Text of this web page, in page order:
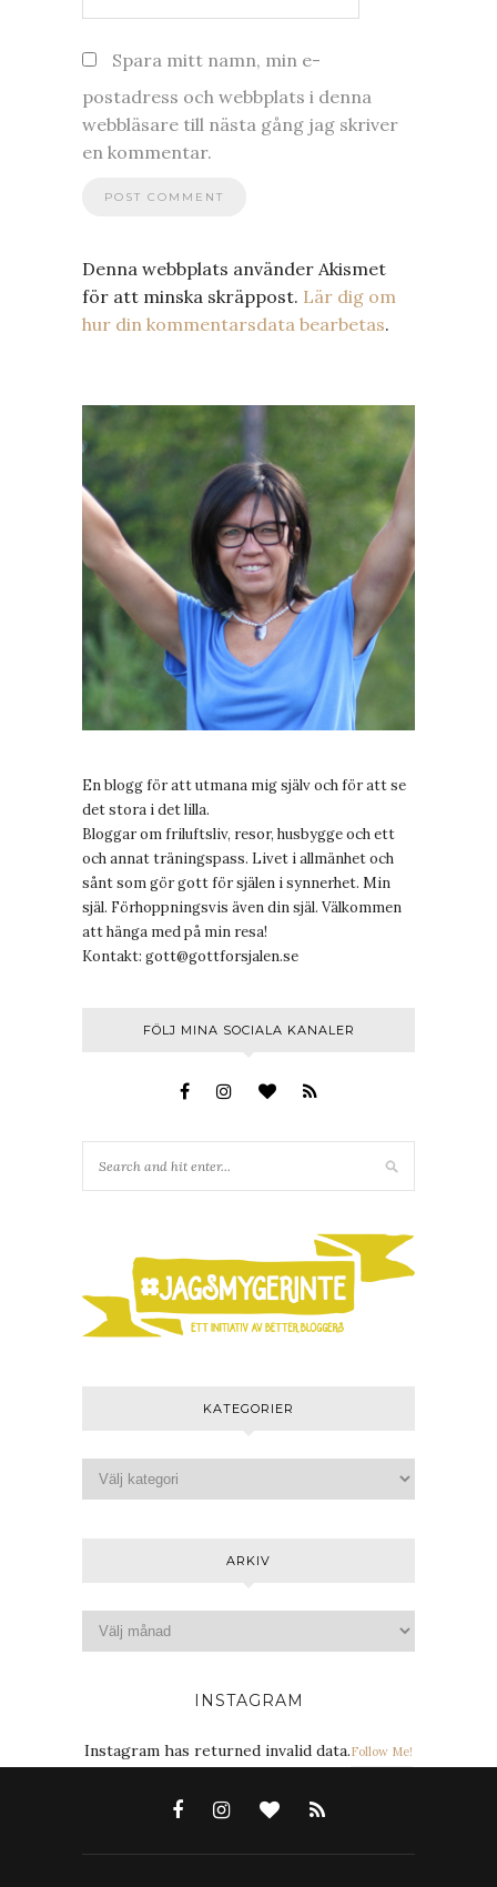
Spara mitt namn, min e-
postadress och webbplats i denna
webbläsare till nästa gång jag skriver
en kommentar.
Denna webbplats använder Akismet
för att minska skräppost. Lär dig om
hur din kommentarsdata bearbetas.
En blogg för att utmana mig själv och för att se
det stora i det lilla.
Bloggar om friluftsliv, resor, husbygge och ett
och annat träningspass. Livet i allmänhet och
sånt som gör gott för själen i synnerhet. Min
själ. Förhoppningsvis även din själ. Välkommen
att hänga med på min resa!
Kontakt: gott@gottforsjalen.se
FÖLJ MINA SOCIALA KANALER
KATEGORIER
ARKIV
INSTAGRAM
Instagram has returned invalid data.Follow Me!